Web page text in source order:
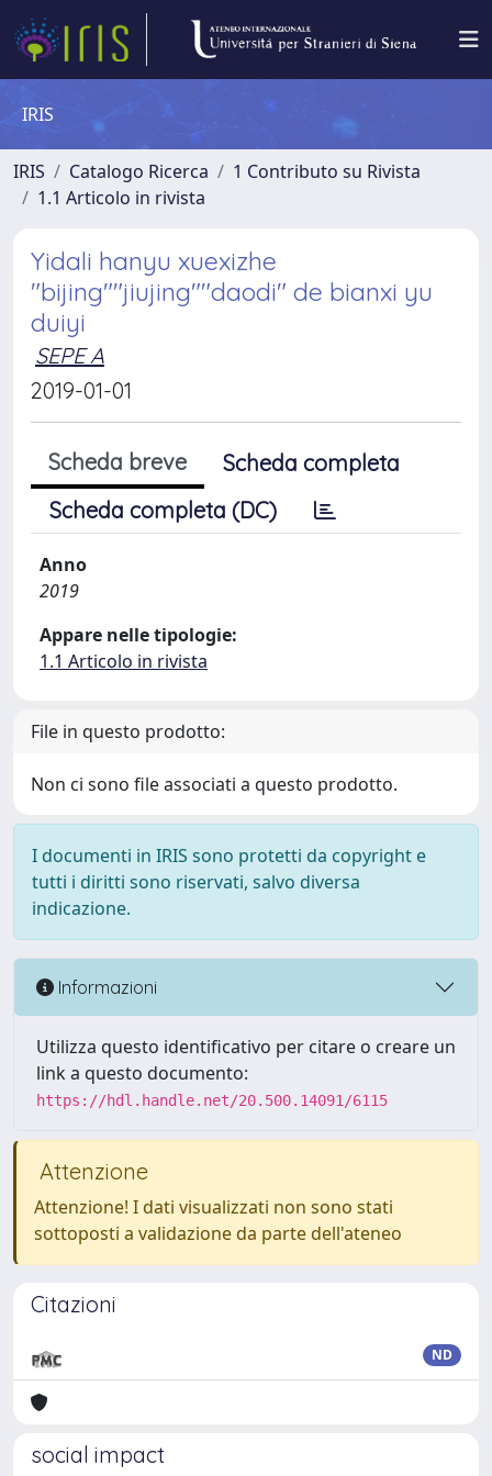
IRIS
IRIS Catalogo Ricerca
1 Contributo su Rivista
1.1 Articolo in rivista
Yidali hanyu xuexizhe
"bijing""jiujing""daodi" de bianxi yu
duiyi
SEPE A
2019-01-01
Scheda breve
Scheda completa
Scheda completa (DC)
Anno
2019
Appare nelle tipologie:
1.1 Articolo in rivista
File in questo prodotto:
Non ci sono file associati a questo prodotto.
I documenti in IRIS sono protetti da copyright e
tutti i diritti sono riservati, salvo diversa
indicazione.
Informazioni
Utilizza questo identificativo per citare o creare un
link a questo documento:
https://hdl.handle.net/20.500.14091/6115
Attenzione
Attenzione! I dati visualizzati non sono stati
sottoposti a validazione da parte dell'ateneo
Citazioni
ND
social impact